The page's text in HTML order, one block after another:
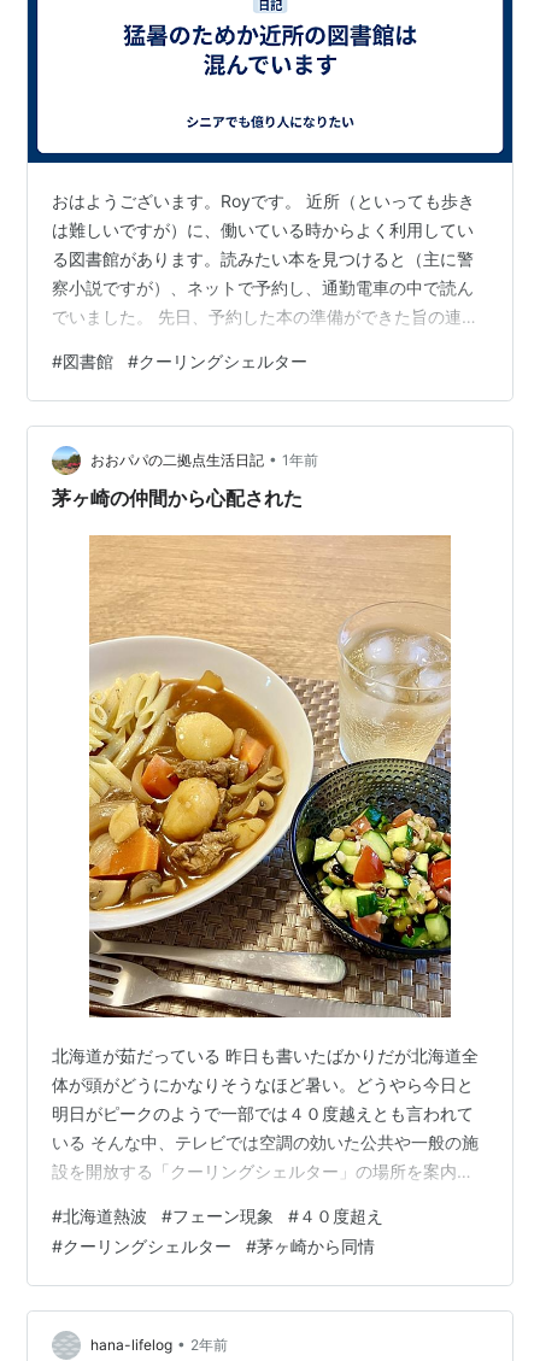
おはようございます。Royです。 近所（といっても歩き
は難しいですが）に、働いている時からよく利用してい
る図書館があります。読みたい本を見つけると（主に警
察小説ですが）、ネットで予約し、通勤電車の中で読ん
でいました。 先日、予約した本の準備ができた旨の連絡
が、駐車場が満杯で入るのに少し待ちました。これまで
駐車場が満杯になったことはなく、少し驚きました。 た
だ、当日はかなりの猛暑で、涼を求めてかなりの方が来
たのではと思いました。調べてみると、市内の図書館は
クーリングシェルター（指定暑熱避難施設）に指定され
#図書館 #クーリングシェルター
おおパパの二拠点生活日記 • 1年前
茅ヶ崎の仲間から心配された
北海道が茹だっている 昨日も書いたばかりだが北海道全
体が頭がどうにかなりそうなほど暑い。どうやら今日と
明日がピークのようで一部では４０度越えとも言われて
いる そんな中、テレビでは空調の効いた公共や一般の施
設を開放する「クーリングシェルター」の場所を案内す
暑さは尋常では無いという事だろう 皮肉なことに茅ヶ崎
のワンコ仲間からは北海道は大丈夫か?と心配するLINEま
でが入る始末、まさか北海道にいて暑さで心配されると
は思いもしなかった さて、昨日の晩ご飯 実際のところこ
こまで暑いとついつい冷たいもので済ませてしまいたく
#北海道熱波 #フェーン現象 #４０度超え
#クーリングシェルター #茅ヶ崎から同情
hana-lifelog • 2年前